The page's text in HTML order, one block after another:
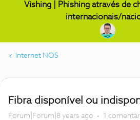
Vishing | Phishing através de
internacionais/
Internet NOS
Fibra disponível ou
Forum|Forum|8 years ago 1